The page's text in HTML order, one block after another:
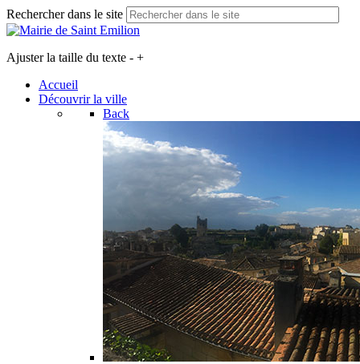
Rechercher dans le site
Ajuster la taille du texte - +
Accueil
Découvrir la ville
Back